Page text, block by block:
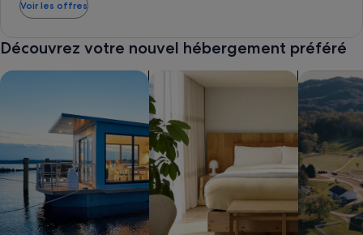
Voir les offres
Découvrez votre nouvel hébergement préféré
Rechercher des bateaux-maisonsRechercher des appart’hôtels